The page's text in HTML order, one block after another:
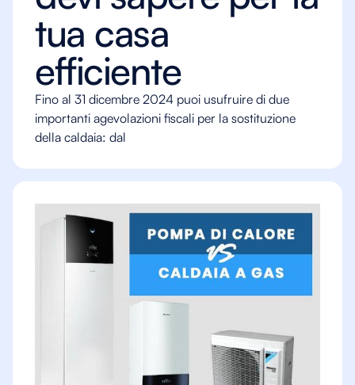
tua casa
efficiente
Fino al 31 dicembre 2024 puoi usufruire di due
importanti agevolazioni fiscali per la sostituzione
della caldaia: dal